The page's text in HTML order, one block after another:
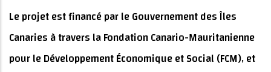
Le projet est financé par le Gouvernement des Îles
Canaries à travers la Fondation Canario-Mauritanienne
pour le Développement Économique et Social (FCM), et